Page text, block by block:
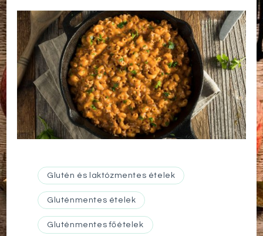
Glutén és laktózmentes ételek
Gluténmentes ételek
Gluténmentes főételek